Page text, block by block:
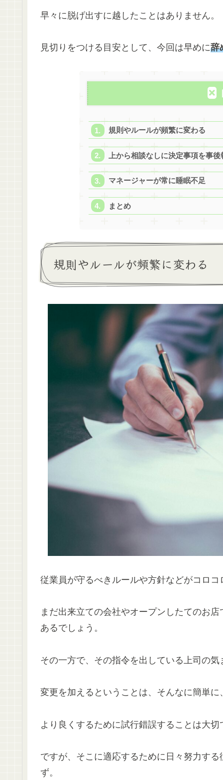
早々に脱げ出すに越したことはありません。
見切りをつける目安として、今回は早めに辞
規則やルールが頻繁に変わる
上から相談なしに決定事項を事
マネージャーが常に睡眠不足
まとめ
規則やルールが頻繁に変わる
従業員が守るべきルールや方針などがコロ
まだ出来立ての会社やオープンしたてのお
あるでしょう。
その一方で、その指令を出している上司の
変更を加えるということは、そんなに簡単
より良くするために試行錯誤することは大切
ですが、そこに適応するために日々努力す
ず。